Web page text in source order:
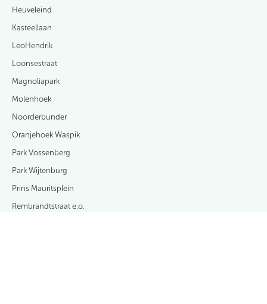
Heuveleind
Kasteellaan
LeoHendrik
Loonsestraat
Magnoliapark
Molenhoek
Noorderbunder
Oranjehoek Waspik
Park Vossenberg
Park Wijtenburg
Prins Mauritsplein
Rembrandtstraat e.o.